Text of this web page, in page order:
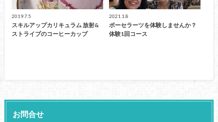
2019.7.5
スキルアップカリキュラム 放射&
ストライプのコーヒーカップ
2021.1.8
ポーセラーツを体験しませんか？
体験1回コース
お問合せ